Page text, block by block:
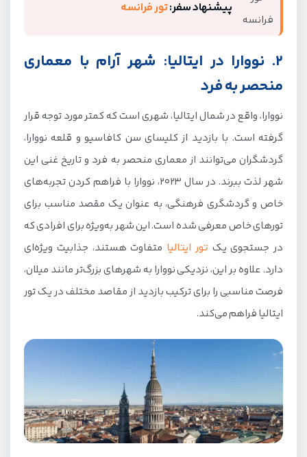
پیشنهاد سفر:تور فرانسه
2. نووارا در ایتالیا: شهر آرام با معماری
منحصر به فرد
نووارا، واقع در شمال ایتالیا، شهری است که کمتر مورد توجه قرار
گرفته است. با بازدید از کلیسای سن کافاسیو و قلعه نووارا،
گردشگران می‌توانند از معماری منحصر به فرد و تاریخ غنی این
شهر لذت ببرند. در سال 2023، نووارا با فراهم کردن تجربه‌های
خاص و گردشگری فرهنگی، به عنوان یک مقصد مناسب برای
تورهای خاص معرفی شده است. این شهر به‌ویژه برای افرادی که
در جستجوی یک تور ایتالیا متفاوت هستند، جذابیت ویژه‌ای
دارد. علاوه بر این، نزدیکی نووارا به شهرهای بزرگ‌تر مانند میلان،
فرصت مناسبی را برای ترکیب بازدید از مقاصد مختلف در یک تور
ایتالیا فراهم می‌کند.